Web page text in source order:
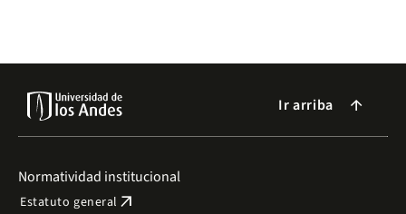
Ir arriba arrow_forward
Normatividad institucional
Estatuto general arrow_outward